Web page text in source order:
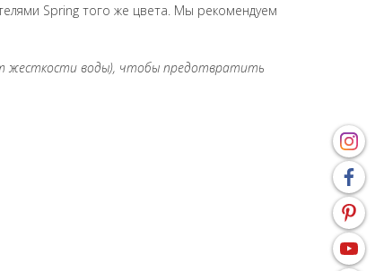
Spring того же цвета. Мы рекомендуем
жесткости воды), чтобы предотвратить